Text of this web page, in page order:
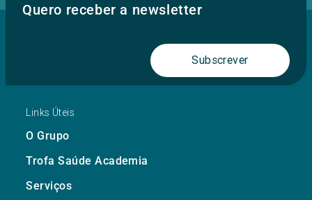
Quero receber a newsletter
Subscrever
Links Úteis
O Grupo
Trofa Saúde Academia
Serviços